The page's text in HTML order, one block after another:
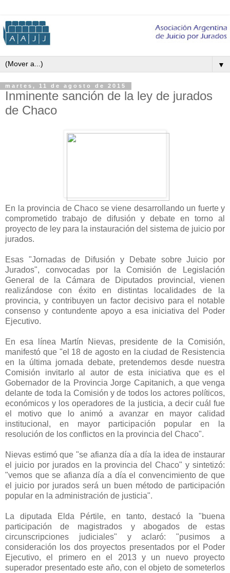
▼
martes, 11 de agosto de 2015
Inminente sanción de la ley de jurados
de Chaco
En la provincia de Chaco se viene desarrollando un fuerte y
comprometido trabajo de difusión y debate en torno al
proyecto de ley para la instauración del sistema de juicio por
jurados.
Esas "Jornadas de Difusión y Debate sobre Juicio por
Jurados", convocadas por la Comisión de Legislación
General de la Cámara de Diputados provincial, vienen
realizándose con éxito en distintas localidades de la
provincia, y contribuyen un factor decisivo para el notable
consenso y contundente apoyo a esa iniciativa del Poder
Ejecutivo.
En esa línea Martín Nievas, presidente de la Comisión,
manifestó que "el 18 de agosto en la ciudad de Resistencia
en la última jornada debate, pretendemos desde nuestra
Comisión invitarlo al autor de esta iniciativa que es el
Gobernador de la Provincia Jorge Capitanich, a que venga
delante de toda la Comisión y de todos los actores políticos,
económicos y los operadores de la justicia, a decir cuál fue
el motivo que lo animó a avanzar en mayor calidad
institucional, en mayor participación popular en la
resolución de los conflictos en la provincia del Chaco".
Nievas estimó que "se afianza día a día la idea de instaurar
el juicio por jurados en la provincia del Chaco" y sintetizó:
"vemos que se afianza día a día el convencimiento de que
el juicio por jurados será un buen método de participación
popular en la administración de justicia".
La diputada Elda Pértile, en tanto, destacó la "buena
participación de magistrados y abogados de estas
circunscripciones judiciales" y aclaró: "pusimos a
consideración los dos proyectos presentados por el Poder
Ejecutivo, el primero en el 2013 y un nuevo proyecto
superador presentado este año, con el objeto de someterlos